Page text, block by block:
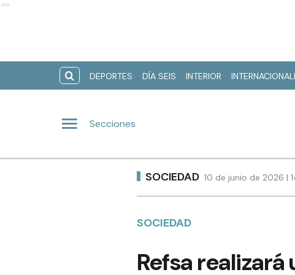
Ads
DEPORTES DÍA SEIS INTERIOR
Secciones
SOCIEDAD 10 de junio de 2026 |
SOCIEDAD
Refsa